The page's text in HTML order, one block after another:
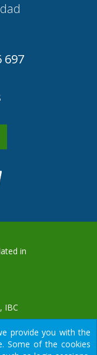
697
in
IBC
Floor,
Union
James
aWS
provide you with the
Some of the cookies